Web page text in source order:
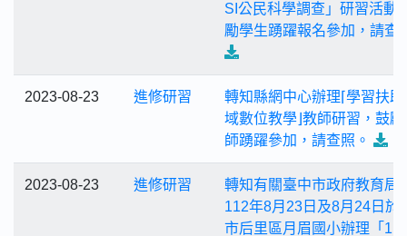
SI公民科學調查」研習活動
勵學生踴躍報名參加，請查
2023-08-23 進修研習
轉知縣網中心辦理⌈學習扶
域數位教學⌋教師研習，鼓
師踴躍參加，請查照。
2023-08-23 進修研習
轉知有關臺中市政府教育局
112年8月23日及8月24日於
市后里區月眉國小辦理「